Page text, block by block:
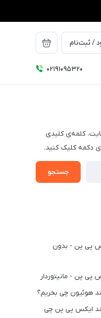
/ ثبت‌نام
۰۲۱91095320
کلمه‌ی کلیدی
دکمه کلیک کنید.
جستجو
پی پن - بدون
پی پن - مانیتوردار
هوئیون چی بخریم؟
ایکس پی پن چی